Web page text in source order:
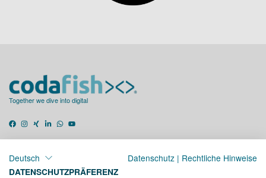
Together we dive into digital
34 Bewertungen auf ProvenExpert.com
Deutsch Datenschutz | Rechtliche Hinweise
DATENSCHUTZPRÄFERENZ